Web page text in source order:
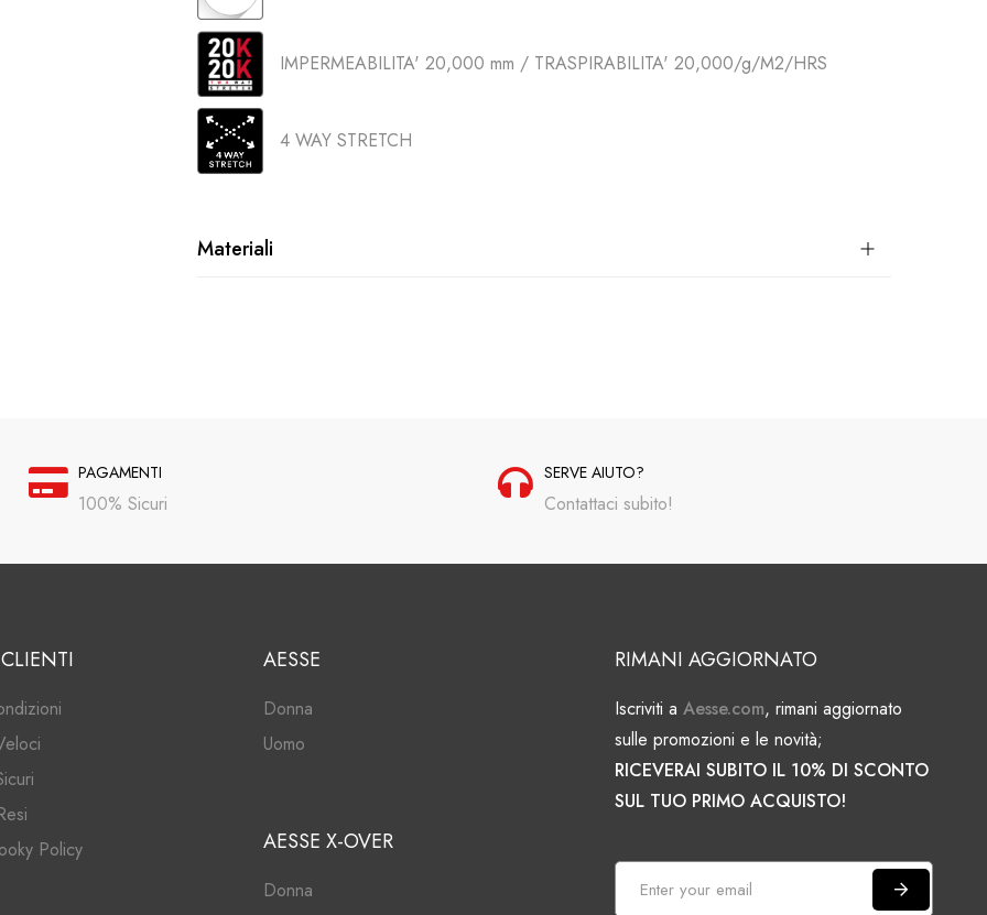
IMPERMEABILITA' 20,000 mm / TRASPIRABILITA' 20,000/g/M2/HRS
4 WAY STRETCH
Materiali
PAGAMENTI
100% Sicuri
SERVE AIUTO?
Contattaci subito!
Policy
AESSE
Donna
Uomo
AESSE X-OVER
Donna
RIMANI AGGIORNATO
Iscriviti aAesse.com, rimani aggiornato
sulle promozioni e le novità;
RICEVERAI SUBITO IL 10% DI SCONTO
SUL TUO PRIMO ACQUISTO!